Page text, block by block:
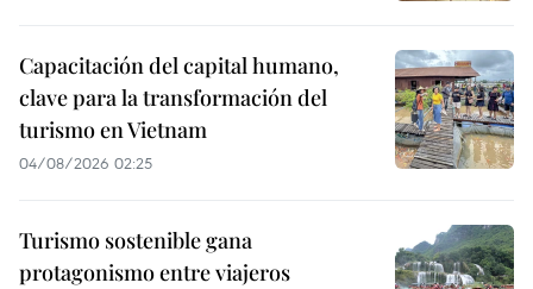
Capacitación del capital humano,
clave para la transformación del
turismo en Vietnam
04/08/2026 02:25
Turismo sostenible gana
protagonismo entre viajeros